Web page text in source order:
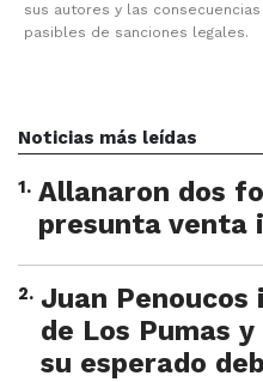
sus autores y las
pasibles de sanciones legales.
Noticias más leídas
1. Allanaron dos
presunta venta
2. Juan
de Los Pumas
su esperado